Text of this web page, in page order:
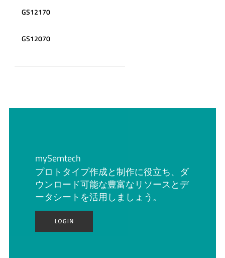
GS12170
GS12070
mySemtech
プロトタイプ作成と制作に役立ち、ダ
ウンロード可能な豊富なリソースとデ
ータシートを活用しましょう。